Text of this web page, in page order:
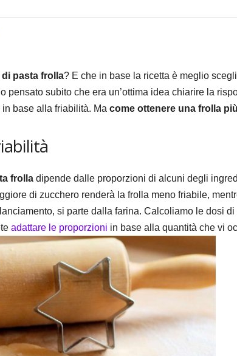
pasta frolla? E che in base la ricetta è meglio
pensato subito che era un’ottima idea chiarire la
base alla friabilità. Ma come ottenere una frolla
frolladipende dalle proporzioni di alcuni degli
di zucchero renderà la frolla meno friabile,
si parte dalla farina. Calcoliamo le dosi
adattare le proporzioni in base alla quantità che vi